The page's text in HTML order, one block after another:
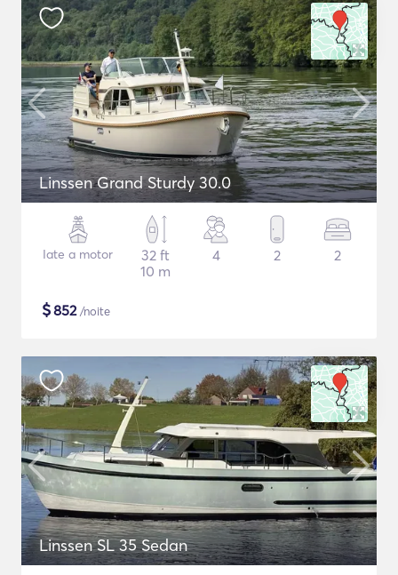
Linssen Grand Sturdy 30.0
Iate a motor
32 ft
10 m
4 2 2
$852/noite
Linssen SL 35 Sedan